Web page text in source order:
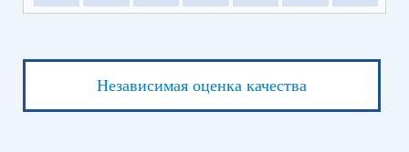
Независимая оценка качества